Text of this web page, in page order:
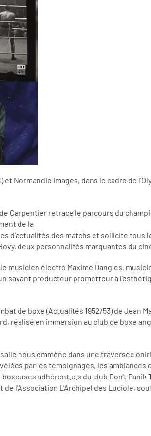
Normandie Images, dans le cadre de
retrace le parcours du
de la
d’actualités des matchs et sollicite
deux personnalités marquantes du
musicien électro Maxime Dangles,
savant producteur prometteur à
de boxe (Actualités 1952/53) de Jean
réalisé en immersion au club de boxe
nous emmène dans une traversée
par les témoignages, les
adhérent.e.s du club Don't Panik
l'Association L'Archipel des Luciole,